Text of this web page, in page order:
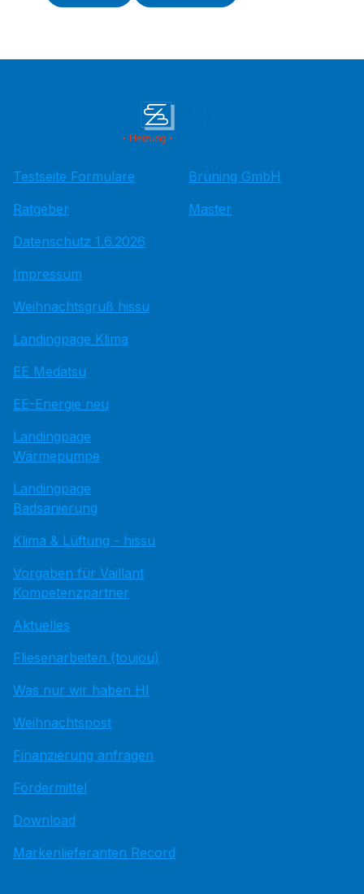
Testseite Formulare
Ratgeber
Datenschutz 1.6.2026
Impressum
Weihnachtsgruß hissu
Landingpage Klima
EE Medatsu
EE-Energie neu
Landingpage
Wärmepumpe
Landingpage
Badsanierung
Klima & Lüftung - hissu
Vorgaben für Vaillant
Kompetenzpartner
Aktuelles
Fliesenarbeiten (toujou)
Was nur wir haben HI
Weihnachtspost
Finanzierung anfragen
Fördermittel
Download
Markenlieferanten Record
Brüning GmbH
Master